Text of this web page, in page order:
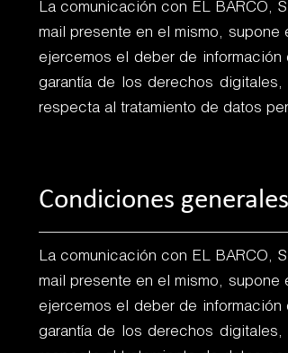
La comunicación con EL BARCO,
mail presente en el mismo,
ejercemos el deber de
garantía de los derechos
respecta al tratamiento de datos
Condiciones
La comunicación con EL BARCO,
mail presente en el mismo,
ejercemos el deber de
garantía de los derechos